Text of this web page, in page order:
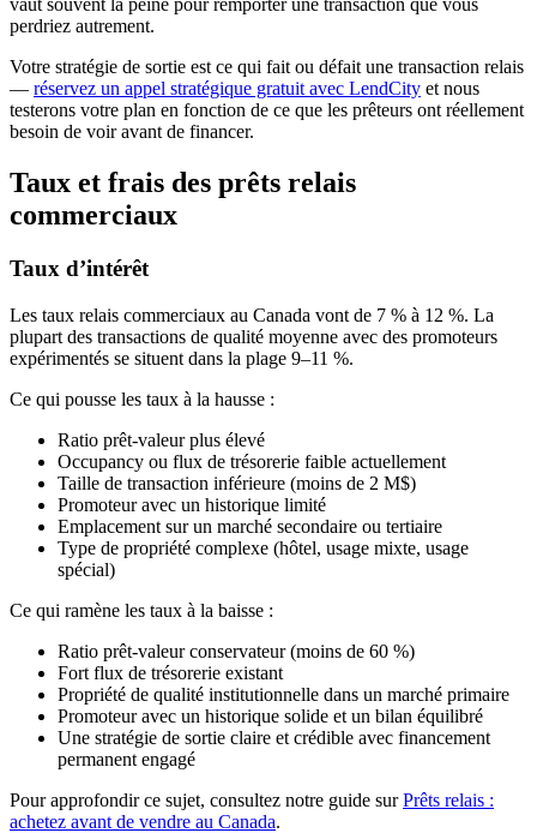
vaut souvent la peine pour remporter une transaction que vous
perdriez autrement.
Votre stratégie de sortie est ce qui fait ou défait une transaction relais
— réservez un appel stratégique gratuit avec LendCity et nous
testerons votre plan en fonction de ce que les prêteurs ont réellement
besoin de voir avant de financer.
Taux et frais des prêts relais
commerciaux
Taux d’intérêt
Les taux relais commerciaux au Canada vont de 7 % à 12 %. La
plupart des transactions de qualité moyenne avec des promoteurs
expérimentés se situent dans la plage 9–11 %.
Ce qui pousse les taux à la hausse :
Ratio prêt-valeur plus élevé
Occupancy ou flux de trésorerie faible actuellement
Taille de transaction inférieure (moins de 2 M$)
Promoteur avec un historique limité
Emplacement sur un marché secondaire ou tertiaire
Type de propriété complexe (hôtel, usage mixte, usage
spécial)
Ce qui ramène les taux à la baisse :
Ratio prêt-valeur conservateur (moins de 60 %)
Fort flux de trésorerie existant
Propriété de qualité institutionnelle dans un marché primaire
Promoteur avec un historique solide et un bilan équilibré
Une stratégie de sortie claire et crédible avec financement
permanent engagé
Pour approfondir ce sujet, consultez notre guide surPrêts relais :
achetez avant de vendre au Canada.